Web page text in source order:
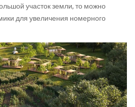
участок земли, то можно
для увеличения номерного